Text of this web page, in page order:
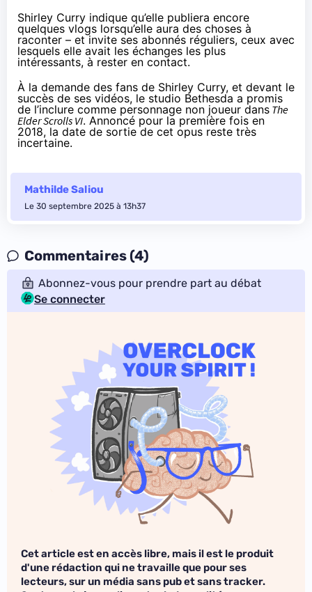
Shirley Curry indique qu’elle publiera encore
quelques vlogs lorsqu’elle aura des choses à
raconter – et invite ses abonnés réguliers, ceux avec
lesquels elle avait les échanges les plus
intéressants, à rester en contact.
À la demande des fans de Shirley Curry, et devant le
succès de ses vidéos, le studio Bethesda a promis
de l’inclure comme personnage non joueur dans The
Elder Scrolls VI. Annoncé pour la première fois en
2018, la date de sortie de cet opus reste très
incertaine.
Mathilde Saliou
Le 30 septembre 2025 à 13h37
Commentaires (4)
Abonnez-vous pour prendre part au débat
Se connecter
Cet article est en accès libre, mais il est le produit
d'une rédaction qui ne travaille que pour ses
lecteurs, sur un média sans pub et sans tracker.